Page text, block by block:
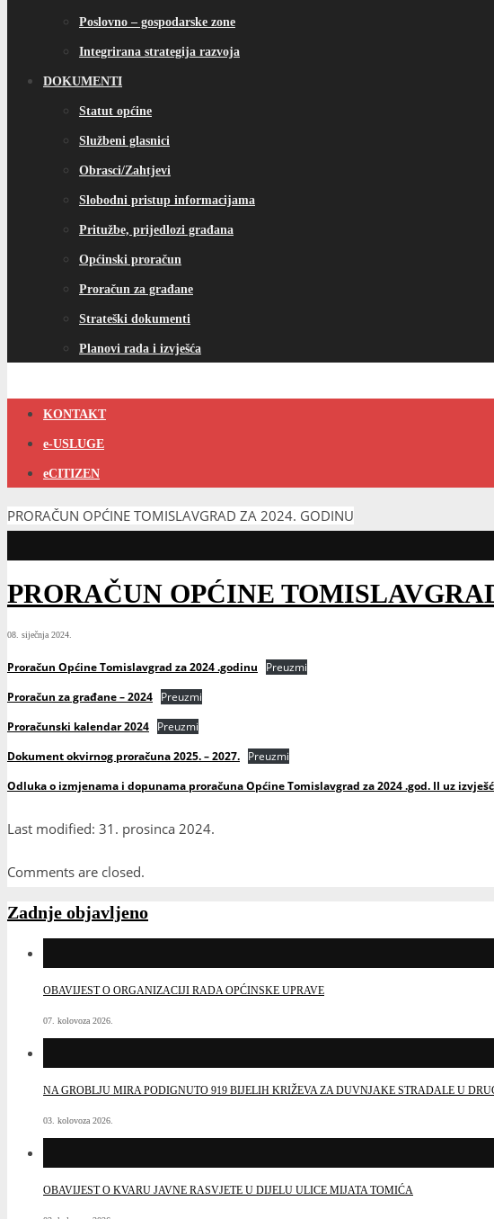
Poslovno – gospodarske zone
Integrirana strategija razvoja
DOKUMENTI
Statut općine
Službeni glasnici
Obrasci/Zahtjevi
Slobodni pristup informacijama
Pritužbe, prijedlozi građana
Općinski proračun
Proračun za građane
Strateški dokumenti
Planovi rada i izvješća
KONTAKT
e-USLUGE
eCITIZEN
PRORAČUN OPĆINE TOMISLAVGRAD ZA 2024. GODINU
PRORAČUN OPĆINE
08. siječnja 2024.
Proračun Općine Tomislavgrad za 2024 .godinu
Preuzmi
Proračun za građane – 2024 Preuzmi
Proračunski kalendar 2024 Preuzmi
Dokument okvirnog proračuna 2025. – 2027. Preuzmi
Odluka o izmjenama i dopunama proračuna Općine Tomislavgrad za 2024 .god. II uz
Last modified: 31. prosinca 2024.
Comments are closed.
Zadnje objavljeno
OBAVIJEST O ORGANIZACIJI RADA OPĆINSKE UPRAVE
07. kolovoza 2026.
NA GROBLJU MIRA PODIGNUTO 919 BIJELIH KRIŽEVA ZA DUVNJAKE STRADALE U
03. kolovoza 2026.
OBAVIJEST O KVARU JAVNE RASVJETE U DIJELU ULICE MIJATA TOMIĆA